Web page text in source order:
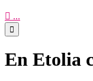
 ...

En Etolia